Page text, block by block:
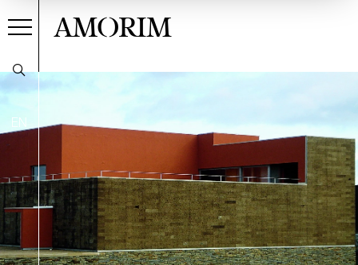
EN
AMORIM